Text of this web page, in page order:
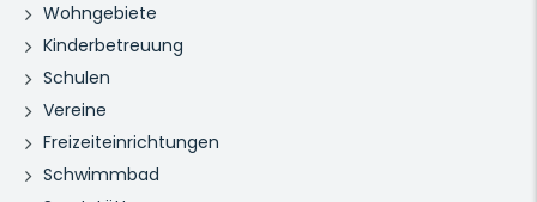
Wohngebiete
Kinderbetreuung
Schulen
Vereine
Freizeiteinrichtungen
Schwimmbad